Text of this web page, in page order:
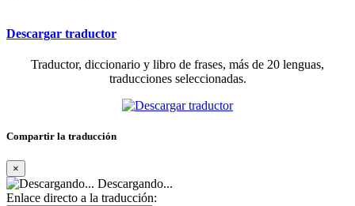
Descargar traductor
Traductor, diccionario y libro de frases, más de 20 lenguas,
traducciones seleccionadas.
Compartir la traducción
×
Descargando...
Enlace directo a la traducción: